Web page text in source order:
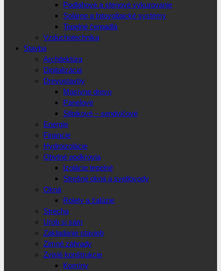
Podlahové a stenové vykurovanie
Solárne a fotovoltaické systémy
Tepelné čerpadlá
Vzduchotechnika
Stavba
Architektúra
Digitalizácia
Drevostavby
Masívne drevo
Panelové
Stlpikové – sendvičové
Energie
Financie
Hydroizolácie
Obytné podkrovia
Izolácie tepelné
Strešné okná a svetlovody
Okná
Rolety a žalúzie
Strecha
Urob si sám
Zakladanie stavieb
Zimné záhrady
Zvislé konštrukcie
Komíny